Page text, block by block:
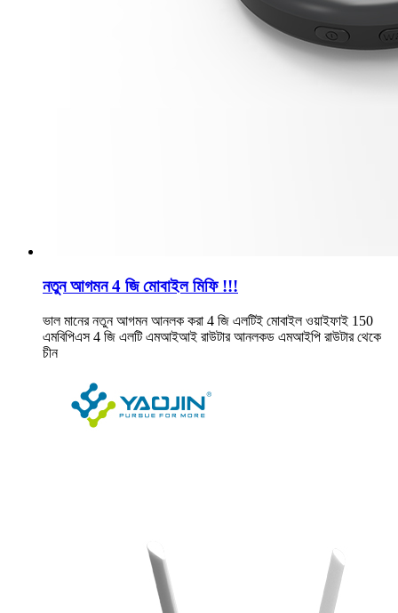
নতুন আগমন 4 জি মোবাইল মিফি !!!
ভাল মানের নতুন আগমন আনলক করা 4 জি এলটিই মোবাইল ওয়াইফাই 150
এমবিপিএস 4 জি এলটি এমআইআই রাউটার আনলকড এমআইপি রাউটার থেকে
চীন